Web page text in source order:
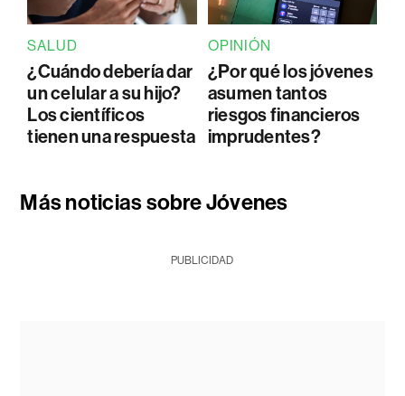
SALUD
¿Cuándo debería dar
un celular a su hijo?
Los científicos
tienen una respuesta
OPINIÓN
¿Por qué los jóvenes
asumen tantos
riesgos financieros
imprudentes?
Más noticias sobre Jóvenes
PUBLICIDAD